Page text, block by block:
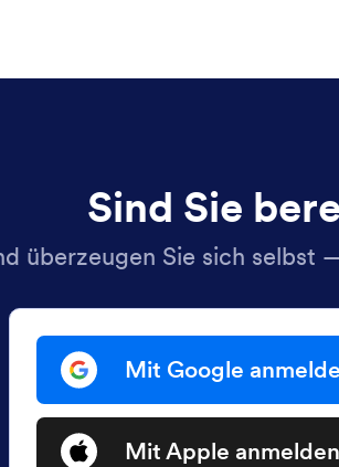
Sind Sie
überzeugen Sie sich
Mit Google
Mit Apple anmelden